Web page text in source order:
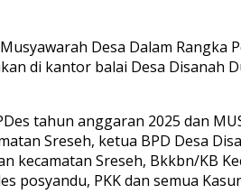
Desa Dalam
di kantor balai Desa Disanah
tahun anggaran 2025 dan
Sreseh, ketua BPD Desa
Sreseh, Bkkbn/KB
posyandu, PKK dan semua